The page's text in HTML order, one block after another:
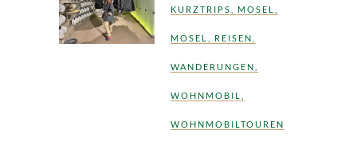
KURZTRIPS MOSEL
MOSEL REISEN
WANDERUNGEN
WOHNMOBIL
WOHNMOBILTOUREN